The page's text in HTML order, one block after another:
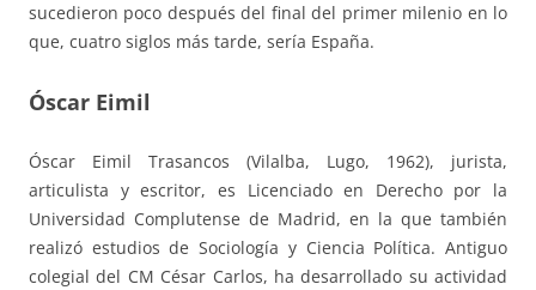
sucedieron poco después del final del primer milenio en lo
que, cuatro siglos más tarde, sería España.
Óscar Eimil
Óscar Eimil Trasancos (Vilalba, Lugo, 1962), jurista,
articulista y escritor, es Licenciado en Derecho por la
Universidad Complutense de Madrid, en la que también
realizó estudios de Sociología y Ciencia Política. Antiguo
colegial del CM César Carlos, ha desarrollado su actividad